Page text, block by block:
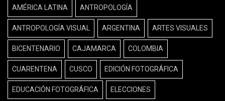
AMÉRICA LATINA ANTROPOLOGÍA
ANTROPOLOGÍA VISUAL ARGENTINA ARTES VISUALES
BICENTENARIO CAJAMARCA COLOMBIA
CUARENTENA CUSCO EDICIÓN FOTOGRÁFICA
EDUCACIÓN FOTOGRÁFICA ELECCIONES